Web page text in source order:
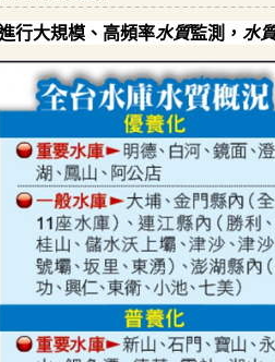
行大規模、高頻率水質監測， 水